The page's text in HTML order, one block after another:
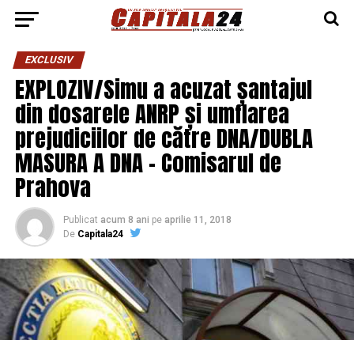
EXCLUSIV
EXPLOZIV/Simu a acuzat șantajul
din dosarele ANRP și umflarea
prejudiciilor de către DNA/DUBLA
MASURA A DNA – Comisarul de
Prahova
Publicat acum 8 ani pe aprilie 11, 2018
De Capitala24